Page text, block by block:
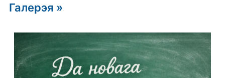
Галерэя »